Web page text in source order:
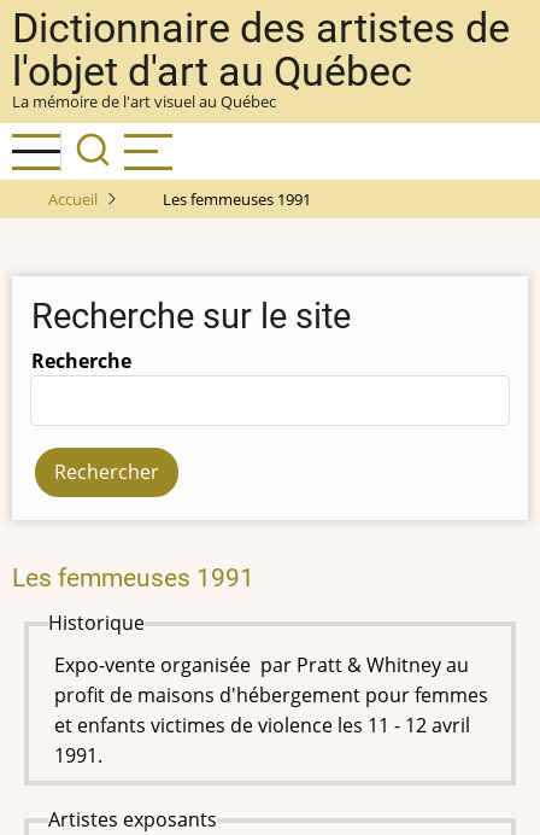
Aller
au
contenu
principal
Dictionnaire des artistes de
l'objet d'art au Québec
La mémoire de l'art visuel au Québec
Accueil Les femmeuses 1991
Recherche sur le site
Recherche
Les femmeuses 1991
Historique
Expo-vente organisée par Pratt & Whitney au
profit de maisons d'hébergement pour femmes
et enfants victimes de violence les 11 - 12 avril
1991.
Artistes exposants